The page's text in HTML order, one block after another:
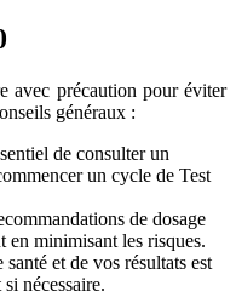
avec précaution pour éviter
généraux :
de consulter un
un cycle de Test
de dosage
en minimisant les risques.
et de vos résultats est
nécessaire.